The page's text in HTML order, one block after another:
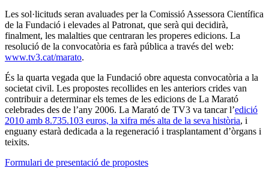
Les sol·licituds seran avaluades per la Comissió Assessora Científica
de la Fundació i elevades al Patronat, que serà qui decidirà,
finalment, les malalties que centraran les properes edicions. La
resolució de la convocatòria es farà pública a través del web:
www.tv3.cat/marato.
És la quarta vegada que la Fundació obre aquesta convocatòria a la
societat civil. Les propostes recollides en les anteriors crides van
contribuir a determinar els temes de les edicions de La Marató
celebrades des de l’any 2006. La Marató de TV3 va tancar l’edició
2010 amb 8.735.103 euros, la xifra més alta de la seva història, i
enguany estarà dedicada a la regeneració i trasplantament d’òrgans i
teixits.
Formulari de presentació de propostes